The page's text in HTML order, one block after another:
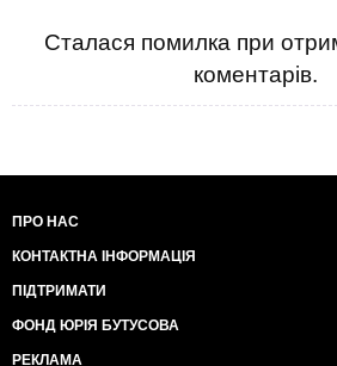
Сталася помилка при
коментарів.
ПРО НАС
КОНТАКТНА ІНФОРМАЦІЯ
ПІДТРИМАТИ
ФОНД ЮРІЯ БУТУСОВА
РЕКЛАМА